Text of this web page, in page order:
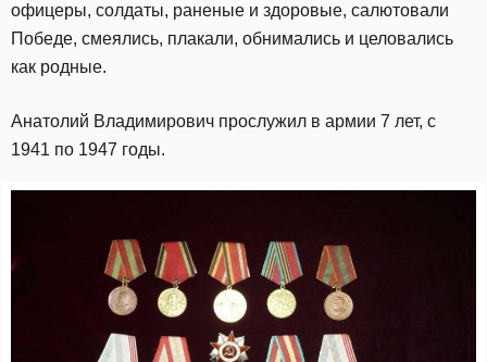
офицеры, солдаты, раненые и здоровые, салютовали
Победе, смеялись, плакали, обнимались и целовались
как родные.
Анатолий Владимирович прослужил в армии 7 лет, с
1941 по 1947 годы.